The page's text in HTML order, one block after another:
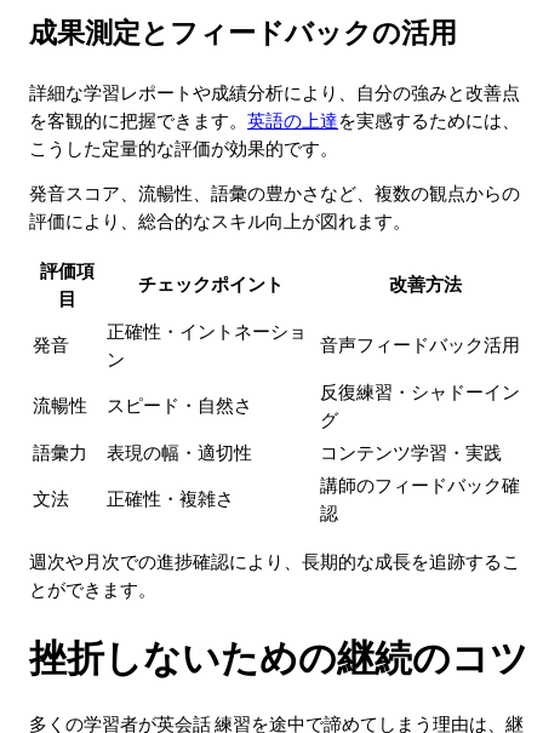
成果測定とフィードバックの活用
詳細な学習レポートや成績分析により、自分の強みと改善点
を客観的に把握できます。 英語の上達を実感するためには、
こうした定量的な評価が効果的です。
発音スコア、流暢性、語彙の豊かさなど、複数の観点からの
評価により、総合的なスキル向上が図れます。
評価項
目
チェックポイント 改善方法
発音
正確性・イントネーショ
ン
音声フィードバック活用
流暢性 スピード・自然さ
反復練習・シャドーイン
グ
語彙力
表現の幅・適切性 コンテンツ学習・実践
文法 正確性・複雑さ
講師のフィードバック確
認
週次や月次での進捗確認により、長期的な成長を追跡するこ
とができます。
挫折しないための継続のコツ
多くの学習者が英会話 練習を途中で諦めてしまう理由は、継